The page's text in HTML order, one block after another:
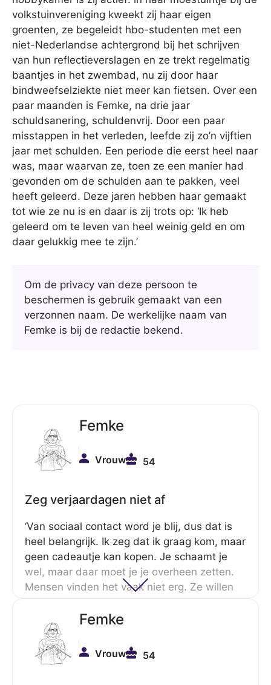
volkstuinvereniging kweekt zij haar eigen
groenten, ze begeleidt hbo-studenten met een
niet-Nederlandse achtergrond bij het schrijven
van hun reflectieverslagen en ze trekt regelmatig
baantjes in het zwembad, nu zij door haar
bindweefselziekte niet meer kan fietsen. Over een
paar maanden is Femke, na drie jaar
schuldsanering, schuldenvrij. Door een paar
misstappen in het verleden, leefde zij zo’n vijftien
jaar met schulden. Een periode die eerst heel naar
was, maar waarvan ze, toen ze een manier had
gevonden om de schulden aan te pakken, veel
heeft geleerd. Deze jaren hebben haar gemaakt
tot wie ze nu is en daar is zij trots op: ‘Ik heb
geleerd om te leven van heel weinig geld en om
daar gelukkig mee te zijn.’
Om de privacy van deze persoon te
beschermen is gebruik gemaakt van een
verzonnen naam. De werkelijke naam van
Femke is bij de redactie bekend.
Femke
Vrouw 54
Zeg verjaardagen niet af
‘Van sociaal contact word je blij, dus dat is
heel belangrijk. Ik zeg dat ik graag kom, maar
geen cadeautje kan kopen. Je schaamt je
wel, maar daar moet je je overheen zetten.
Mensen vinden het vaak niet erg. Ze willen
Femke
Vrouw 54